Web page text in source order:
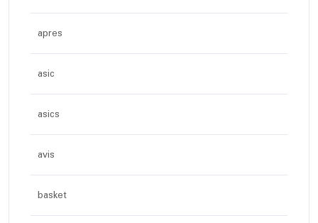
apres
asic
asics
avis
basket